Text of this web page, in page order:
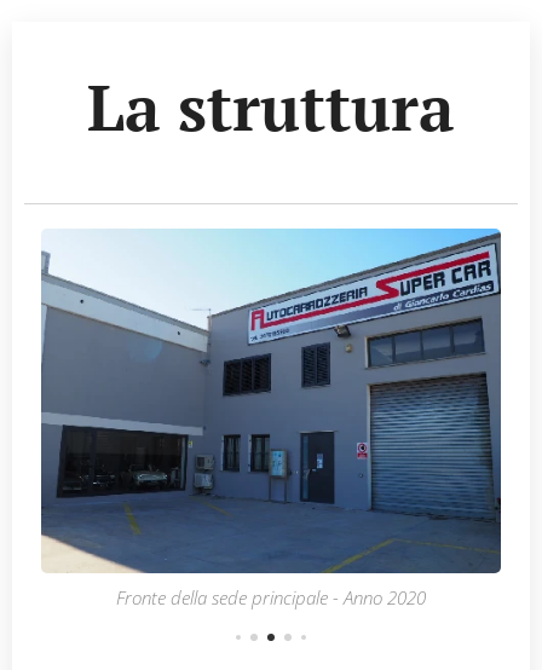
La struttura
Fronte della sede principale - Anno 2020